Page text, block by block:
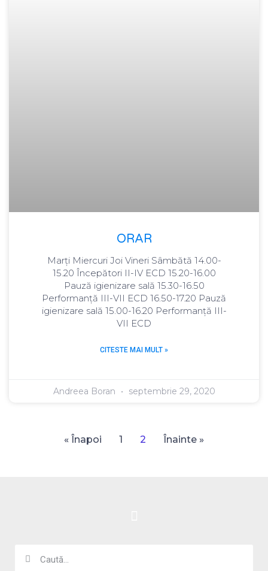
ORAR
Marți Miercuri Joi Vineri Sâmbătă 14.00-
15.20 Începători II-IV ECD 15.20-16.00
Pauză igienizare sală 15.30-16.50
Performanță III-VII ECD 16.50-17.20 Pauză
igienizare sală 15.00-16.20 Performanță III-
VII ECD
CITESTE MAI MULT »
Andreea Boran septembrie 29, 2020
« Înapoi 1 2 Înainte »